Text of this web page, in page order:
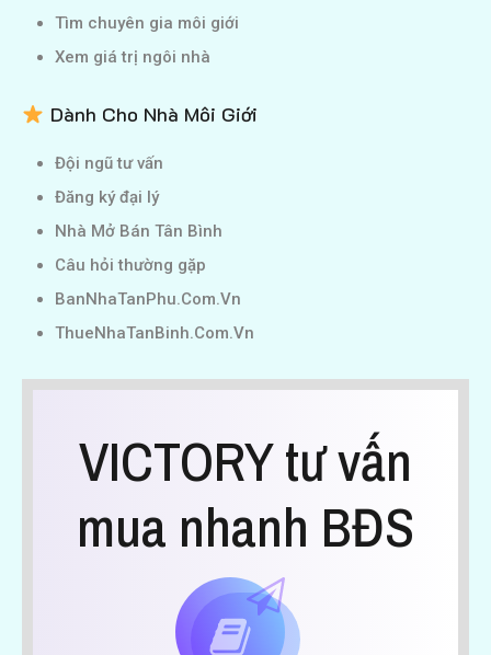
Tìm chuyên gia môi giới
Xem giá trị ngôi nhà
Dành Cho Nhà Môi Giới
Đội ngũ tư vấn
Đăng ký đại lý
Nhà Mở Bán Tân Bình
Câu hỏi thường gặp
BanNhaTanPhu.Com.Vn
ThueNhaTanBinh.Com.Vn
VICTORY tư vấn
mua nhanh BĐS